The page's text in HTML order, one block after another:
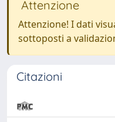
Attenzione
Attenzione! I dati
sottoposti a
Citazioni